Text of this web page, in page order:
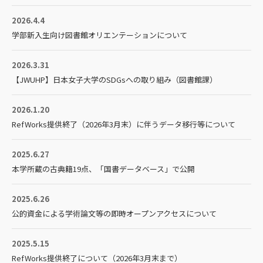
2026.4.4
学部新入生向け図書館オリエンテーションについて
2026.3.31
【JWUHP】日本女子大学のSDGsへの取り組み（図書館課）
2026.1.20
RefWorks提供終了（2026年3月末）に伴うデータ移行等について
2025.6.27
本学所蔵の古典籍19点、「国書データベース」で公開
2025.6.26
公的資金による学術論文等の即時オープンアクセスについて
2025.5.15
RefWorks提供終了について（2026年3月末まで）